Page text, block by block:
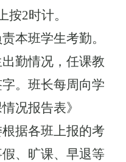
按2时计。
本班学生考勤。
勤情况，任课教
。班长每周向学
况报告表》
根据各班上报的考
、旷课、早退等